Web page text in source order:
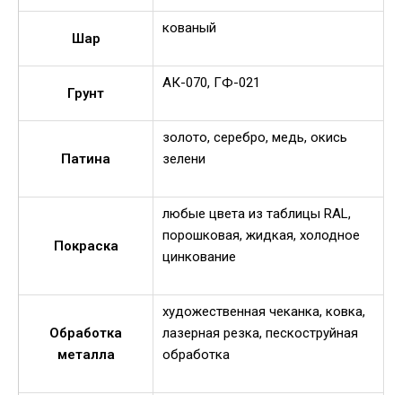
Шар
кованый
Грунт
АК-070, ГФ-021
Патина
золото, серебро, медь, окись
зелени
Покраска
любые цвета из таблицы RAL,
порошковая, жидкая, холодное
цинкование
Обработка
металла
художественная чеканка, ковка,
лазерная резка, пескоструйная
обработка